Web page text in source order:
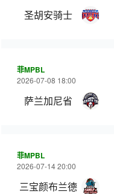
圣胡安骑士
菲MPBL
2026-07-08 18:00
萨兰加尼省
菲MPBL
2026-07-14 20:00
三宝颜布兰德